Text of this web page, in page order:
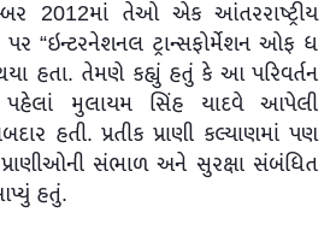
2012માં તેઓ એક આંતરરાષ્ટ્રીય
“ઇન્ટરનેશનલ ટ્રાન્સફોર્મેશન ઓફ ધ
હતા. તેમણે કહ્યું હતું કે આ પરિવર્તન
મુલાયમ સિંહ યાદવે આપેલી
હતી. પ્રતીક પ્રાણી કલ્યાણમાં પણ
સંભાળ અને સુરક્ષા સંબંધિત
હતું.